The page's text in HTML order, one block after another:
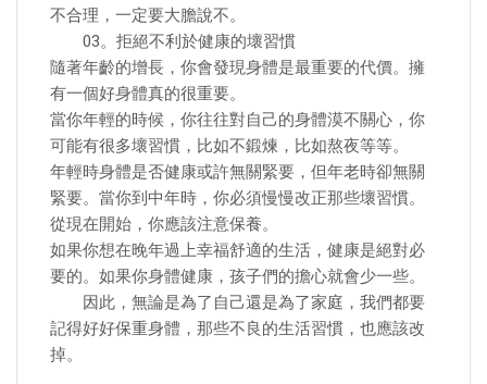
不合理，一定要大膽說不。
03。拒絕不利於健康的壞習慣
隨著年齡的增長，你會發現身體是最重要的代價。擁
有一個好身體真的很重要。
當你年輕的時候，你往往對自己的身體漠不關心，你
可能有很多壞習慣，比如不鍛煉，比如熬夜等等。
年輕時身體是否健康或許無關緊要，但年老時卻無關
緊要。當你到中年時，你必須慢慢改正那些壞習慣。
從現在開始，你應該注意保養。
如果你想在晚年過上幸福舒適的生活，健康是絕對必
要的。如果你身體健康，孩子們的擔心就會少一些。
因此，無論是為了自己還是為了家庭，我們都要
記得好好保重身體，那些不良的生活習慣，也應該改
掉。